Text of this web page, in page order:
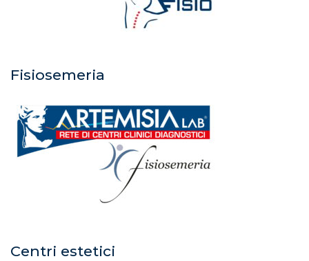
Fisiosemeria
Centri estetici